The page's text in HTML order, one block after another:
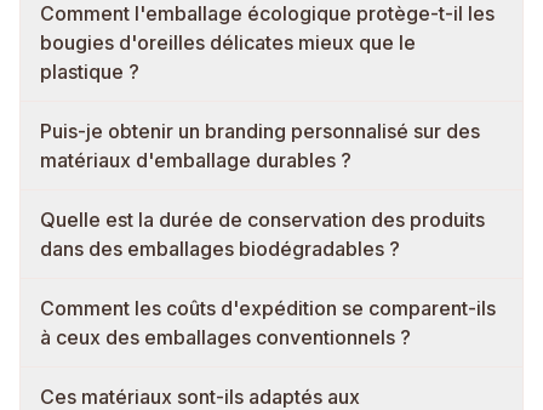
Comment l'emballage écologique protège-t-il les
bougies d'oreilles délicates mieux que le
plastique ?
Puis-je obtenir un branding personnalisé sur des
matériaux d'emballage durables ?
Quelle est la durée de conservation des produits
dans des emballages biodégradables ?
Comment les coûts d'expédition se comparent-ils
à ceux des emballages conventionnels ?
Ces matériaux sont-ils adaptés aux